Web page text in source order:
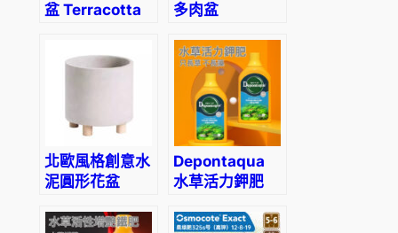
盆 Terracotta
多肉盆
Cement Pot
北歐風格創意水
泥圓形花盆
Cement
Depontaqua
水草活力鉀肥